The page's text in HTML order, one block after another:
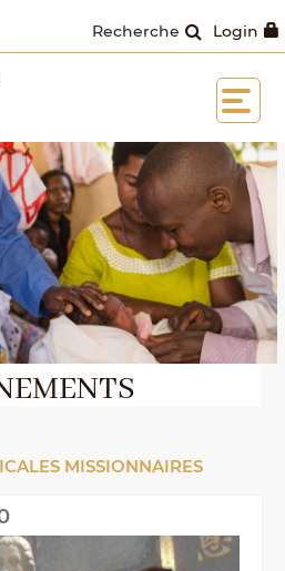
Login
Recherche
MISSIONNAIRES